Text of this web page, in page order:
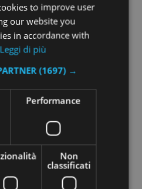
to improve user
our website you
in accordance with
Leggi di più
(1697) →
Performance
Non
classificati